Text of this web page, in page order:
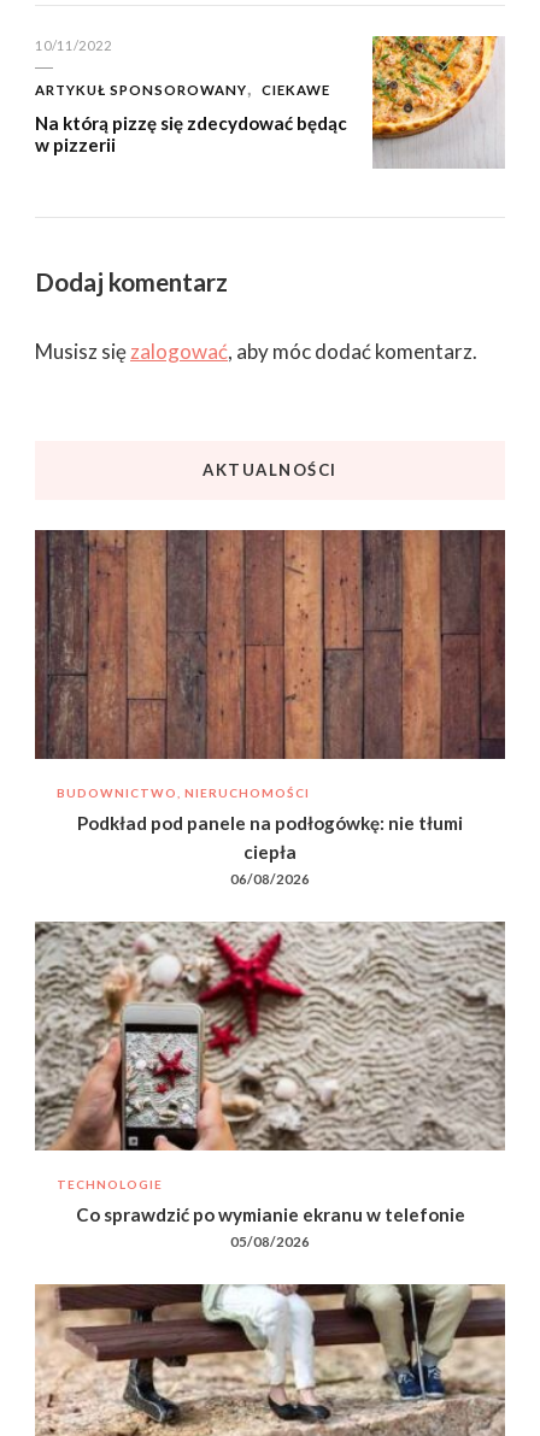
10/11/2022
ARTYKUŁ SPONSOROWANY CIEKAWE
Na którą pizzę się zdecydować będąc
w pizzerii
Dodaj komentarz
Musisz sięzalogować, aby móc dodać komentarz.
AKTUALNOŚCI
BUDOWNICTWO, NIERUCHOMOŚCI
Podkład pod panele na podłogówkę: nie tłumi
ciepła
06/08/2026
TECHNOLOGIE
Co sprawdzić po wymianie ekranu w telefonie
05/08/2026